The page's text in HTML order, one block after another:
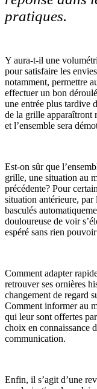
pratiques.
Y aura-t-il une
pour satisfaire les
notamment, permettre
effectuer un bon
une entrée plus tardive
de la grille apparaîtront
et l’ensemble sera
Est-on sûr que
grille, une situation au
précédente? Pour
situation antérieure,
basculés
douloureuse de voir
espéré sans rien
Comment adapter
retrouver ses ornières
changement de regard
Comment informer au
qui leur sont offertes
choix en connaissance
communication.
Enfin, il s’agit d’une